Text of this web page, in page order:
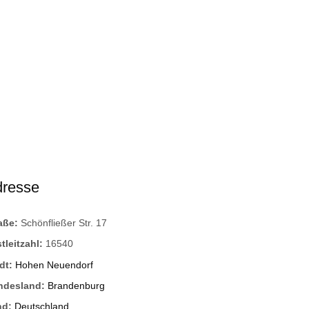
Schönfließer Str. 17
16540
Hohen Neuendorf
Brandenburg
Deutschland